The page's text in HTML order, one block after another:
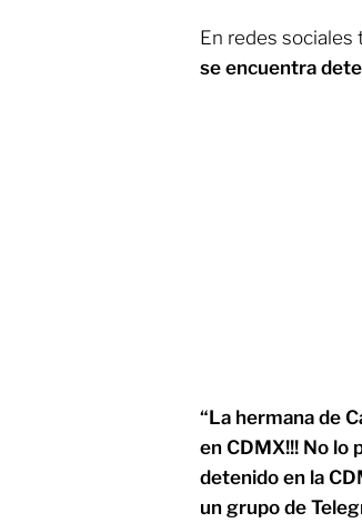
En redes
se encuentra
“La hermana de
en CDMX!!! No lo
detenido en la
un grupo de